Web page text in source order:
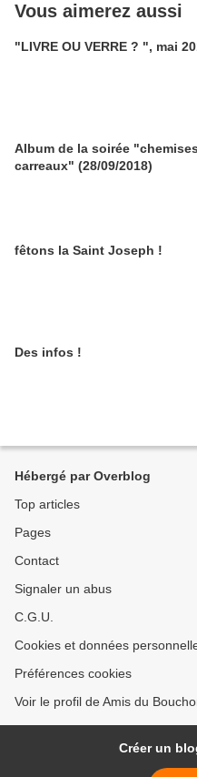
Vous aimerez aussi
"LIVRE OU VERRE ? ", mai
Album de la soirée
carreaux" (28/09/2018)
fêtons la Saint Joseph !
Des infos !
Hébergé par Overblog
Top articles
Pages
Contact
Signaler un abus
C.G.U.
Cookies et données
Préférences cookies
Voir le profil de Amis du
Créer un